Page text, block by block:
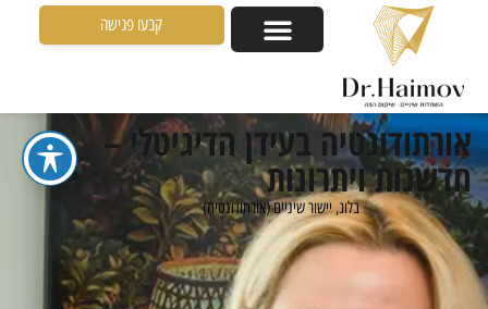
קבעו פגישה
אורתודונטיה בעידן הדיגיטלי –
חדשנות ויתרונות
בלוג,יישור שיניים (אורתודונטיה)